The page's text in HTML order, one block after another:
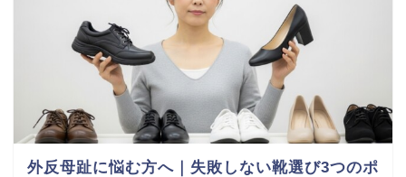
外反母趾に悩む方へ｜失敗しない靴選び3つのポ